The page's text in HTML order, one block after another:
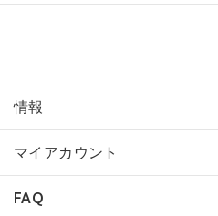
情報
マイアカウント
FAQ